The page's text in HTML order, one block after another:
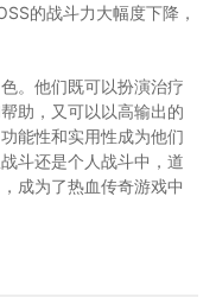
的战斗力大幅度下降，
。他们既可以扮演治疗
助，又可以以高输出的
能性和实用性成为他们
斗还是个人战斗中，道
成为了热血传奇游戏中